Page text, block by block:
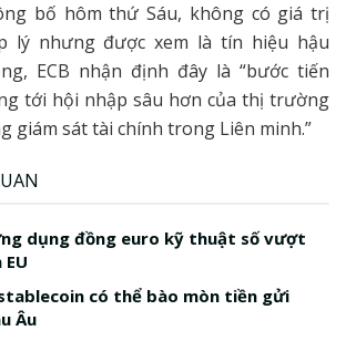
bố hôm thứ Sáu, không có giá trị
lý nhưng được xem là tín hiệu hậu
ECB nhận định đây là “bước tiến
tới hội nhập sâu hơn của thị trường
giám sát tài chính trong Liên minh.”
dụng đồng euro kỹ thuật số vượt
stablecoin có thể bào mòn tiền gửi
Âu